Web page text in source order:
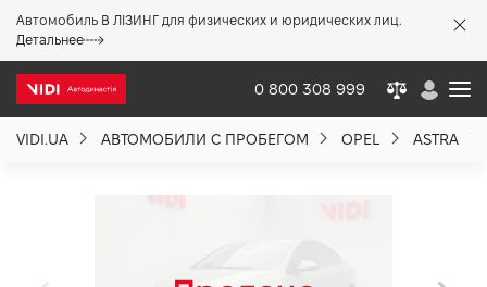
Автомобиль В ЛІЗИНГ для физических и юридических лиц.
Детальнее
0 800 308 999
VIDI.UA АВТОМОБИЛИ С ПРОБЕГОМ OPEL ASTRA